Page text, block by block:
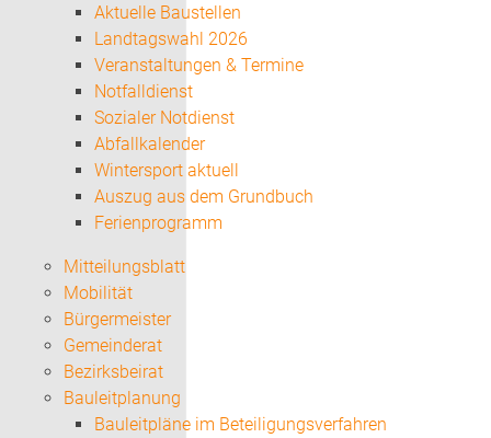
Aktuelle Baustellen
Landtagswahl 2026
Veranstaltungen & Termine
Notfalldienst
Sozialer Notdienst
Abfallkalender
Wintersport aktuell
Auszug aus dem Grundbuch
Ferienprogramm
Mitteilungsblatt
Mobilität
Bürgermeister
Gemeinderat
Bezirksbeirat
Bauleitplanung
Bauleitpläne im Beteiligungsverfahren